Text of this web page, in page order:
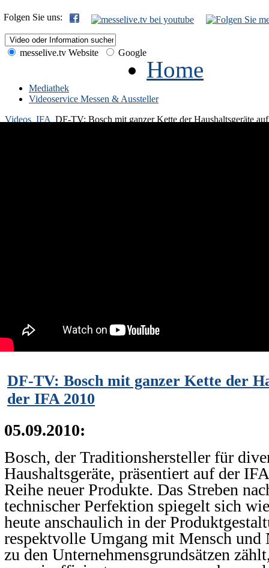
Folgen Sie uns:
messelive.tv Website Google
Home
Mediathek
Videoservice Messen & Aussteller
Videos IFA DF-TV: Bosch mit ganzer Kette der Haushaltsgeräte
DF-TV: Bosch mit ganzer Kette der
der IFA 2010
05.09.2010:
Bosch, der Traditionshersteller für
Haushaltsgeräte, präsentiert auf der
Reihe neuer Produkte. Das Streben
technischer Perfektion spiegelt sich
heute anschaulich in der
respektvolle Umgang mit Mensch und
zu den Unternehmensgrundsätzen